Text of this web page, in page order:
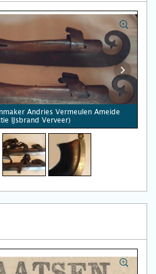
Andries Vermeulen Ameide
IJsbrand Verveer)